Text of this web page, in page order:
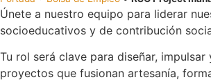
Únete a nuestro equipo para liderar
socioeducativos y de contribución
Tu rol será clave para diseñar, impulsar
proyectos que fusionan artesanía,